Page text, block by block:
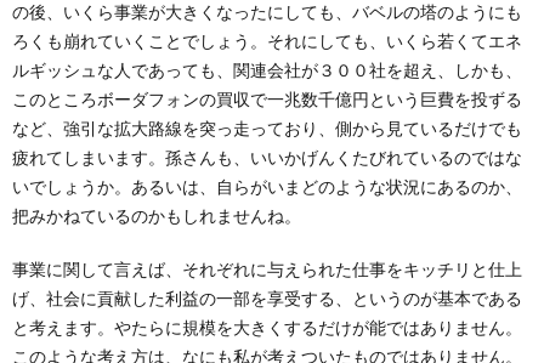
の後、いくら事業が大きくなったにしても、バベルの塔のようにも
ろくも崩れていくことでしょう。それにしても、いくら若くてエネ
ルギッシュな人であっても、関連会社が３００社を超え、しかも、
このところボーダフォンの買収で一兆数千億円という巨費を投ずる
など、強引な拡大路線を突っ走っており、側から見ているだけでも
疲れてしまいます。孫さんも、いいかげんくたびれているのではな
いでしょうか。あるいは、自らがいまどのような状況にあるのか、
把みかねているのかもしれませんね。
事業に関して言えば、それぞれに与えられた仕事をキッチリと仕上
げ、社会に貢献した利益の一部を享受する、というのが基本である
と考えます。やたらに規模を大きくするだけが能ではありません。
このような考え方は、なにも私が考えついたものではありません。